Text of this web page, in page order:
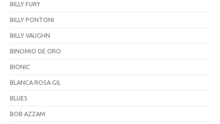
BILLY FURY
BILLY PONTONI
BILLY VAUGHN
BINOMIO DE ORO
BIONIC
BLANCA ROSA GIL
BLUES
BOB AZZAM